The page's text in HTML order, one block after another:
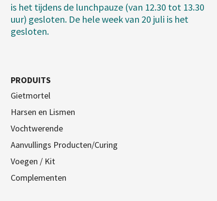
is het tijdens de lunchpauze (van 12.30 tot 13.30
uur) gesloten. De hele week van 20 juli is het
gesloten.
PRODUITS
Gietmortel
Harsen en Lismen
Vochtwerende
Aanvullings Producten/Curing
Voegen / Kit
Complementen